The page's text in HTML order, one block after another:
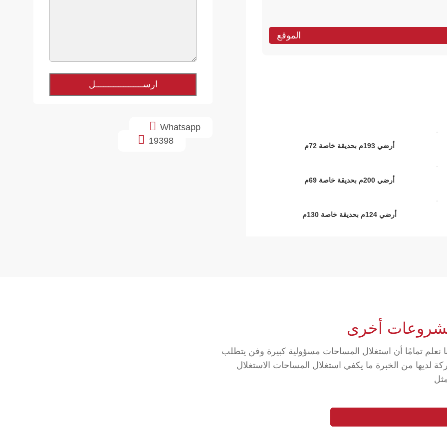
Whatsapp

19398

الموقع
أرضي 193م بحديقة خاصة 72م
أرضي 200م بحديقة خاصة 69م
أرضي 124م بحديقة خاصة 130م
أخرى
نعلم تمامًا أن استغلال المساحات مسؤولية كبيرة وفن يتطلب
لديها من الخبرة ما يكفي استغلال المساحات الاستغلال